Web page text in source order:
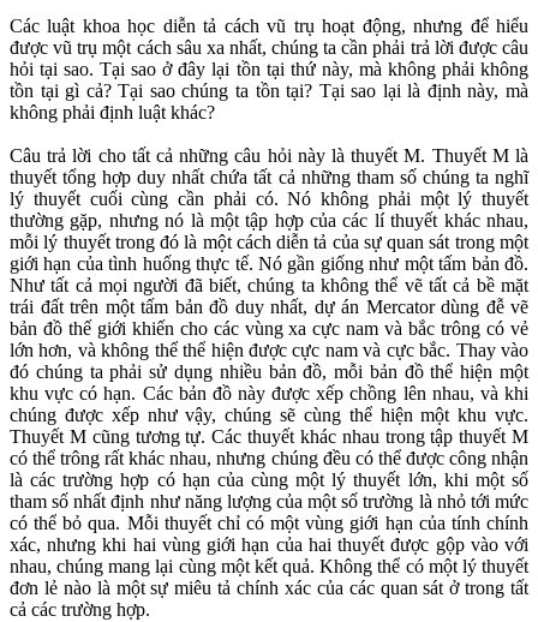
Các luật khoa học diễn tả cách vũ trụ hoạt động, nhưng để hiểu
được vũ trụ một cách sâu xa nhất, chúng ta cần phải trả lời được câu
hỏi tại sao. Tại sao ở đây lại tồn tại thứ này, mà không phải không
tồn tại gì cả? Tại sao chúng ta tồn tại? Tại sao lại là định này, mà
không phải định luật khác?
Câu trả lời cho tất cả những câu hỏi này là thuyết M. Thuyết M là
thuyết tổng hợp duy nhất chứa tất cả những tham số chúng ta nghĩ
lý thuyết cuối cùng cần phải có. Nó không phải một lý thuyết
thường gặp, nhưng nó là một tập hợp của các lí thuyết khác nhau,
mỗi lý thuyết trong đó là một cách diễn tả của sự quan sát trong một
giới hạn của tình huống thực tế. Nó gần giống như một tấm bản đồ.
Như tất cả mọi người đã biết, chúng ta không thể vẽ tất cả bề mặt
trái đất trên một tấm bản đồ duy nhất, dự án Mercator dùng đễ vẽ
bản đồ thế giới khiến cho các vùng xa cực nam và bắc trông có vẻ
lớn hơn, và không thể thể hiện được cực nam và cực bắc. Thay vào
đó chúng ta phải sử dụng nhiều bản đồ, mỗi bản đồ thể hiện một
khu vực có hạn. Các bản đồ này được xếp chồng lên nhau, và khi
chúng được xếp như vậy, chúng sẽ cùng thể hiện một khu vực.
Thuyết M cũng tương tự. Các thuyết khác nhau trong tập thuyết M
có thể trông rất khác nhau, nhưng chúng đều có thể được công nhận
là các trường hợp có hạn của cùng một lý thuyết lớn, khi một số
tham số nhất định như năng lượng của một số trường là nhỏ tới mức
có thể bỏ qua. Mỗi thuyết chỉ có một vùng giới hạn của tính chính
xác, nhưng khi hai vùng giới hạn của hai thuyết được gộp vào với
nhau, chúng mang lại cùng một kết quả. Không thể có một lý thuyết
đơn lẻ nào là một sự miêu tả chính xác của các quan sát ở trong tất
cả các trường hợp.